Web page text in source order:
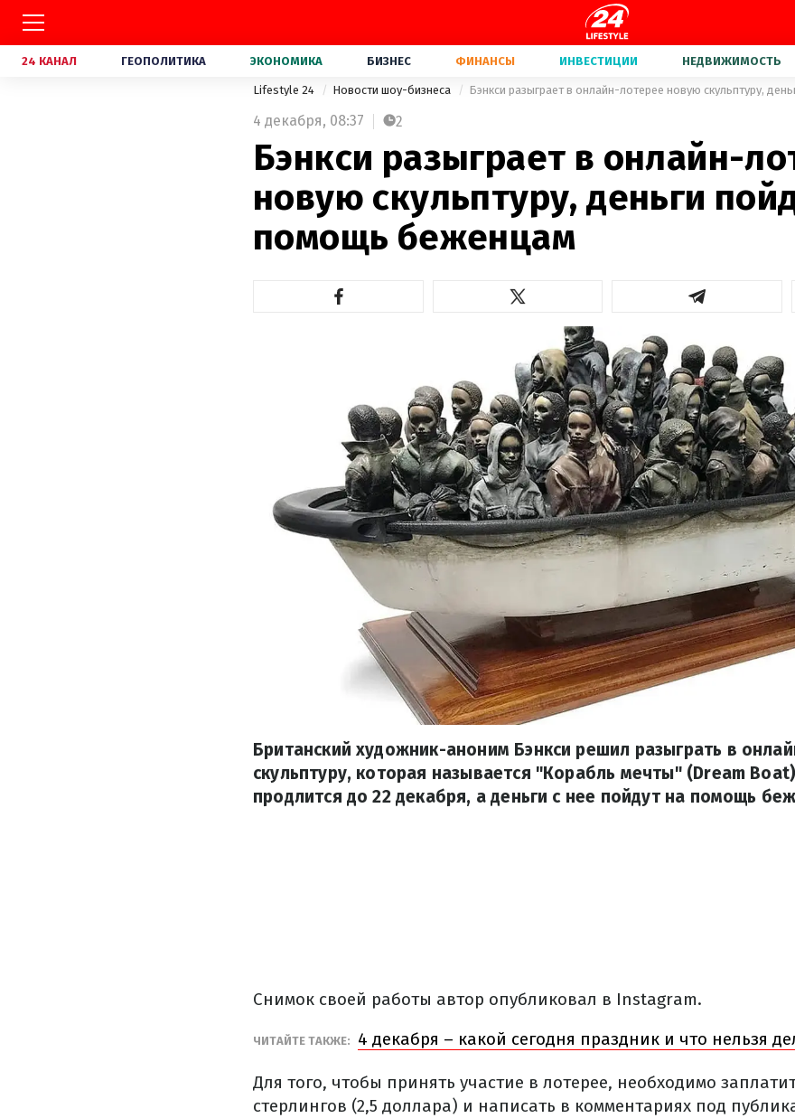
24 КАНАЛ ГЕОПОЛИТИКА ЭКОНОМИКА БИЗНЕС ФИНАНСЫ ИНВЕСТИЦИИ НЕДВИЖИМОСТЬ
Lifestyle 24 Новости шоу-бизнеса
4 декабря, 08:37 2
Бэнкси разыграет в онлайн-
новую скульптуру, деньги
помощь беженцам
Британский художник-аноним Бэнкси решил разыграть в
скульптуру, которая называется "Корабль мечты" (Dream
продлится до 22 декабря, а деньги с нее пойдут на помощь
Снимок своей работы автор опубликовал в Instagram.
ЧИТАЙТЕ ТАКЖЕ: 4 декабря – какой сегодня праздник и что нельзя
Для того, чтобы принять участие в лотерее, необходимо
стерлингов (2,5 доллара) и написать в комментариях под